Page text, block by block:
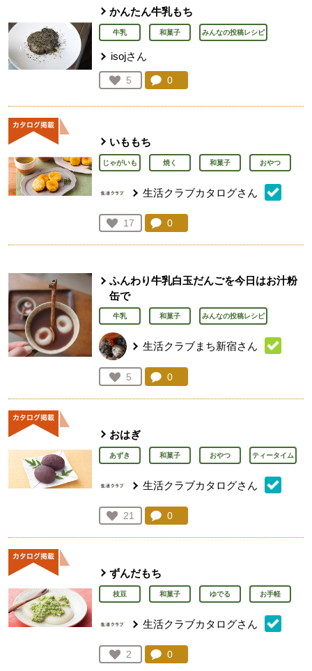
かんたん牛乳もち
牛乳 和菓子 みんなの投稿レシピ
isojさん
お気に入り登録：
5
人が登録
コメント：
0
いももち
じゃがいも 焼く 和菓子 おやつ
生活クラブカタログさん
お気に入り登録：
17
人が登録
コメント：
0
ふんわり牛乳白玉だんごを今日はお汁粉
缶で
牛乳 和菓子 みんなの投稿レシピ
生活クラブまち新宿さん
お気に入り登録：
5
人が登録
コメント：
0
おはぎ
あずき 和菓子 おやつ ティータイム
生活クラブカタログさん
お気に入り登録：
21
人が登録
コメント：
0
ずんだもち
枝豆 和菓子 ゆでる お手軽
生活クラブカタログさん
お気に入り登録：
2
人が登録
コメント：
0